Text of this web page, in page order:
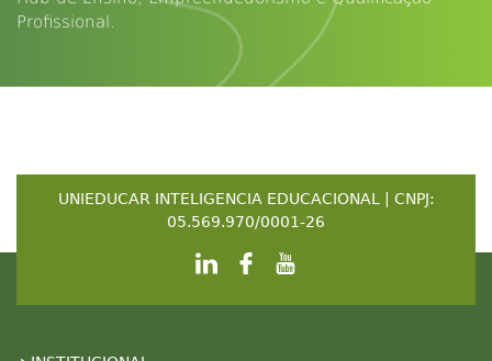
Profissional.
UNIEDUCAR INTELIGENCIA EDUCACIONAL | CNPJ:
05.569.970/0001-26